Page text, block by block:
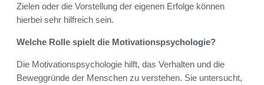
Zielen oder die Vorstellung der eigenen Erfolge können
hierbei sehr hilfreich sein.
Welche Rolle spielt die Motivationspsychologie?
Die Motivationspsychologie hilft, das Verhalten und die
Beweggründe der Menschen zu verstehen. Sie untersucht,